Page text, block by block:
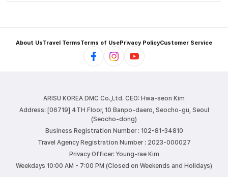
About UsTravel TermsTerms of UsePrivacy PolicyCustomer Service
ARISU KOREA DMC Co.,Ltd. CEO: Hwa-seon Kim
Address: [06719] 4TH Floor, 10 Banpo-daero, Seocho-gu, Seoul
(Seocho-dong)
Business Registration Number : 102-81-34810
Travel Agency Registration Number : 2023-000027
Privacy Officer: Young-rae Kim
Weekdays 10:00 AM - 7:00 PM (Closed on Weekends and Holidays)